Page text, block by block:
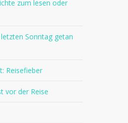
zum lesen oder
Sonntag getan
Reisefieber
vor der Reise